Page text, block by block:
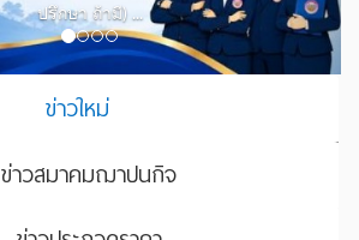
ปรึกษา ถ้ามี) ...
ข่าวใหม่
ข่าวสมาคมฌาปนกิจ